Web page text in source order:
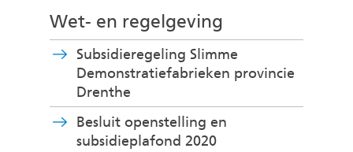
Wet- en regelgeving
Subsidieregeling Slimme
Demonstratiefabrieken provincie
Drenthe(
v
e
r
Besluit openstelling en
subsidieplafond 2020